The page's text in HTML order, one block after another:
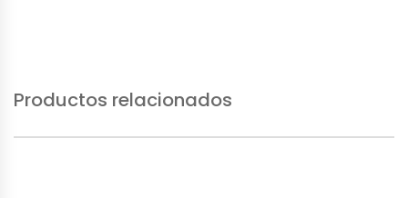
Productos relacionados